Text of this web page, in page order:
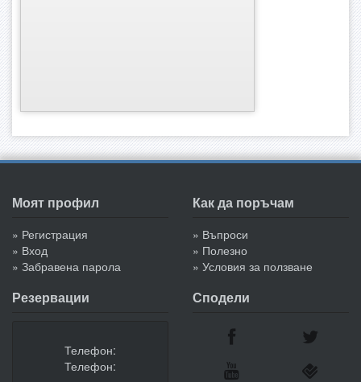
Моят профил
» Регистрация
» Вход
» Забравена парола
Как да поръчам
» Въпроси
» Полезно
» Условия за ползване
Резервации
Телефон:
Телефон:
Сподели